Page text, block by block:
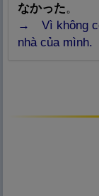
なかった。
→ Vì không
nhà của mình.